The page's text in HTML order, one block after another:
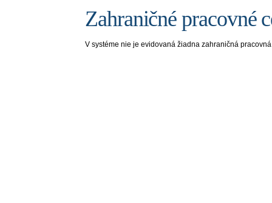
Zahraničné pracovné
V systéme nie je evidovaná žiadna zahraničná